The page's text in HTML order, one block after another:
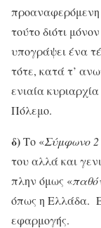
τούτο διότι
υπογράψει ένα
τότε, κατά τ’
ενιαία
Πόλεμο.
δ)Το «Σύμφωνο
του αλλά και
πλην όμως «
όπως η Ελλάδα.
εφαρμογής.